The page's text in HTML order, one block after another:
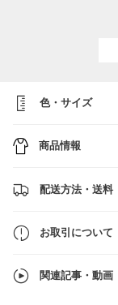
Max Mara シーズンセ
https://
（メンズ）NEW
https://
レディース
https://
https://
5万円以上の場合、
色・サイズ
商品情報
配送方法・送料
お取引について
関連記事・動画